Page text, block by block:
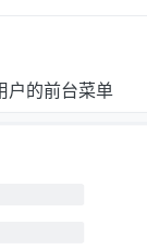
户的前台菜单